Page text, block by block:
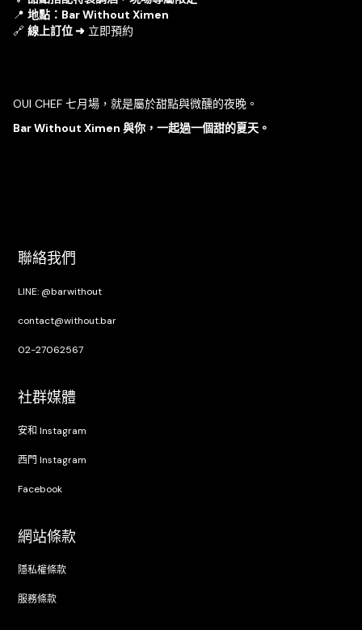
📍 地點：Bar Without Ximen
🔗 線上訂位 ➜ 立即預約
OUI CHEF 七月場，就是屬於甜點與微醺的夜晚。
Bar Without Ximen 與你，一起過一個甜的夏天。
聯絡我們
LINE: @barwithout
contact@without.bar
02-27062567
社群媒體
安和 Instagram
西門 Instagram
Facebook
網站條款
隱私權條款
服務條款